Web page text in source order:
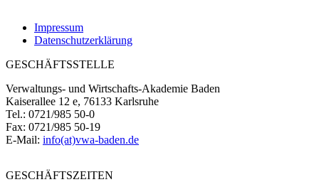
Impressum
Datenschutzerklärung
GESCHÄFTSSTELLE
Verwaltungs- und Wirtschafts-Akademie Baden
Kaiserallee 12 e, 76133 Karlsruhe
Tel.: 0721/985 50-0
Fax: 0721/985 50-19
E-Mail: info(at)vwa-baden.de
GESCHÄFTSZEITEN